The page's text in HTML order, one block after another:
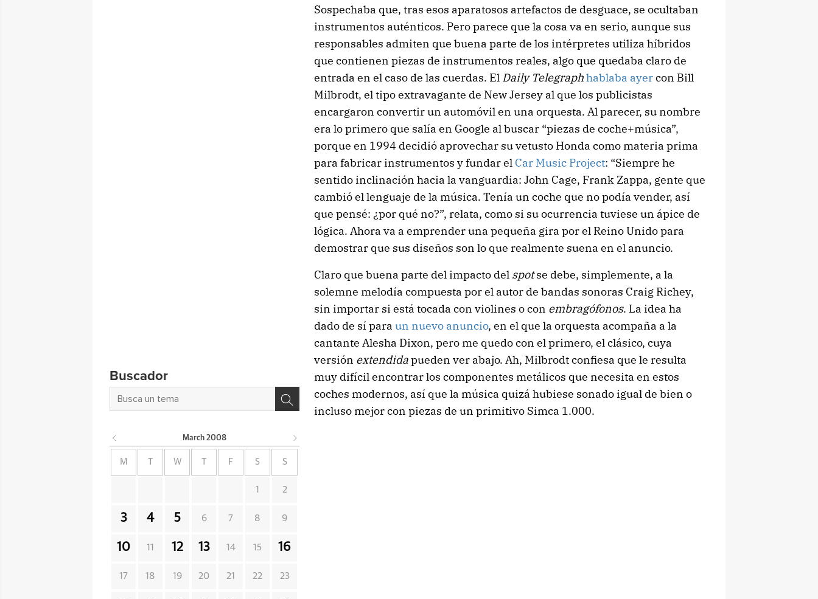
Sospechaba que, tras esos aparatosos artefactos de desguace, se ocultaban
instrumentos auténticos. Pero parece que la cosa va en serio, aunque sus
responsables admiten que buena parte de los intérpretes utiliza híbridos
que contienen piezas de instrumentos reales, algo que quedaba claro de
entrada en el caso de las cuerdas. El Daily Telegraphhablaba ayercon Bill
Milbrodt, el tipo extravagante de New Jersey al que los publicistas
encargaron convertir un automóvil en una orquesta. Al parecer, su nombre
era lo primero que salía en Google al buscar “piezas de coche+música”,
porque en 1994 decidió aprovechar su vetusto Honda como materia prima
para fabricar instrumentos y fundar el Car Music Project: “Siempre he
sentido inclinación hacia la vanguardia: John Cage, Frank Zappa, gente que
cambió el lenguaje de la música. Tenía un coche que no podía vender, así
que pensé: ¿por qué no?”, relata, como si su ocurrencia tuviese un ápice de
lógica. Ahora va a emprender una pequeña gira por el Reino Unido para
demostrar que sus diseños son lo que realmente suena en el anuncio.
Claro que buena parte del impacto del spotse debe, simplemente, a la
solemne melodía compuesta por el autor de bandas sonoras Craig Richey,
sin importar si está tocada con violines o con embragófonos. La idea ha
dado de sí para un nuevo anuncio, en el que la orquesta acompaña a la
cantante Alesha Dixon, pero me quedo con el primero, el clásico, cuya
versión extendidapueden ver abajo. Ah, Milbrodt confiesa que le resulta
muy difícil encontrar los componentes metálicos que necesita en estos
coches modernos, así que la música quizá hubiese sonado igual de bien o
incluso mejor con piezas de un primitivo Simca 1.000.
Buscador
March 2008
M W F S S
1 2
3 4 5 6 7 8 9
10 11 12 13 14 15 16
17 18 19 20 21 22 23